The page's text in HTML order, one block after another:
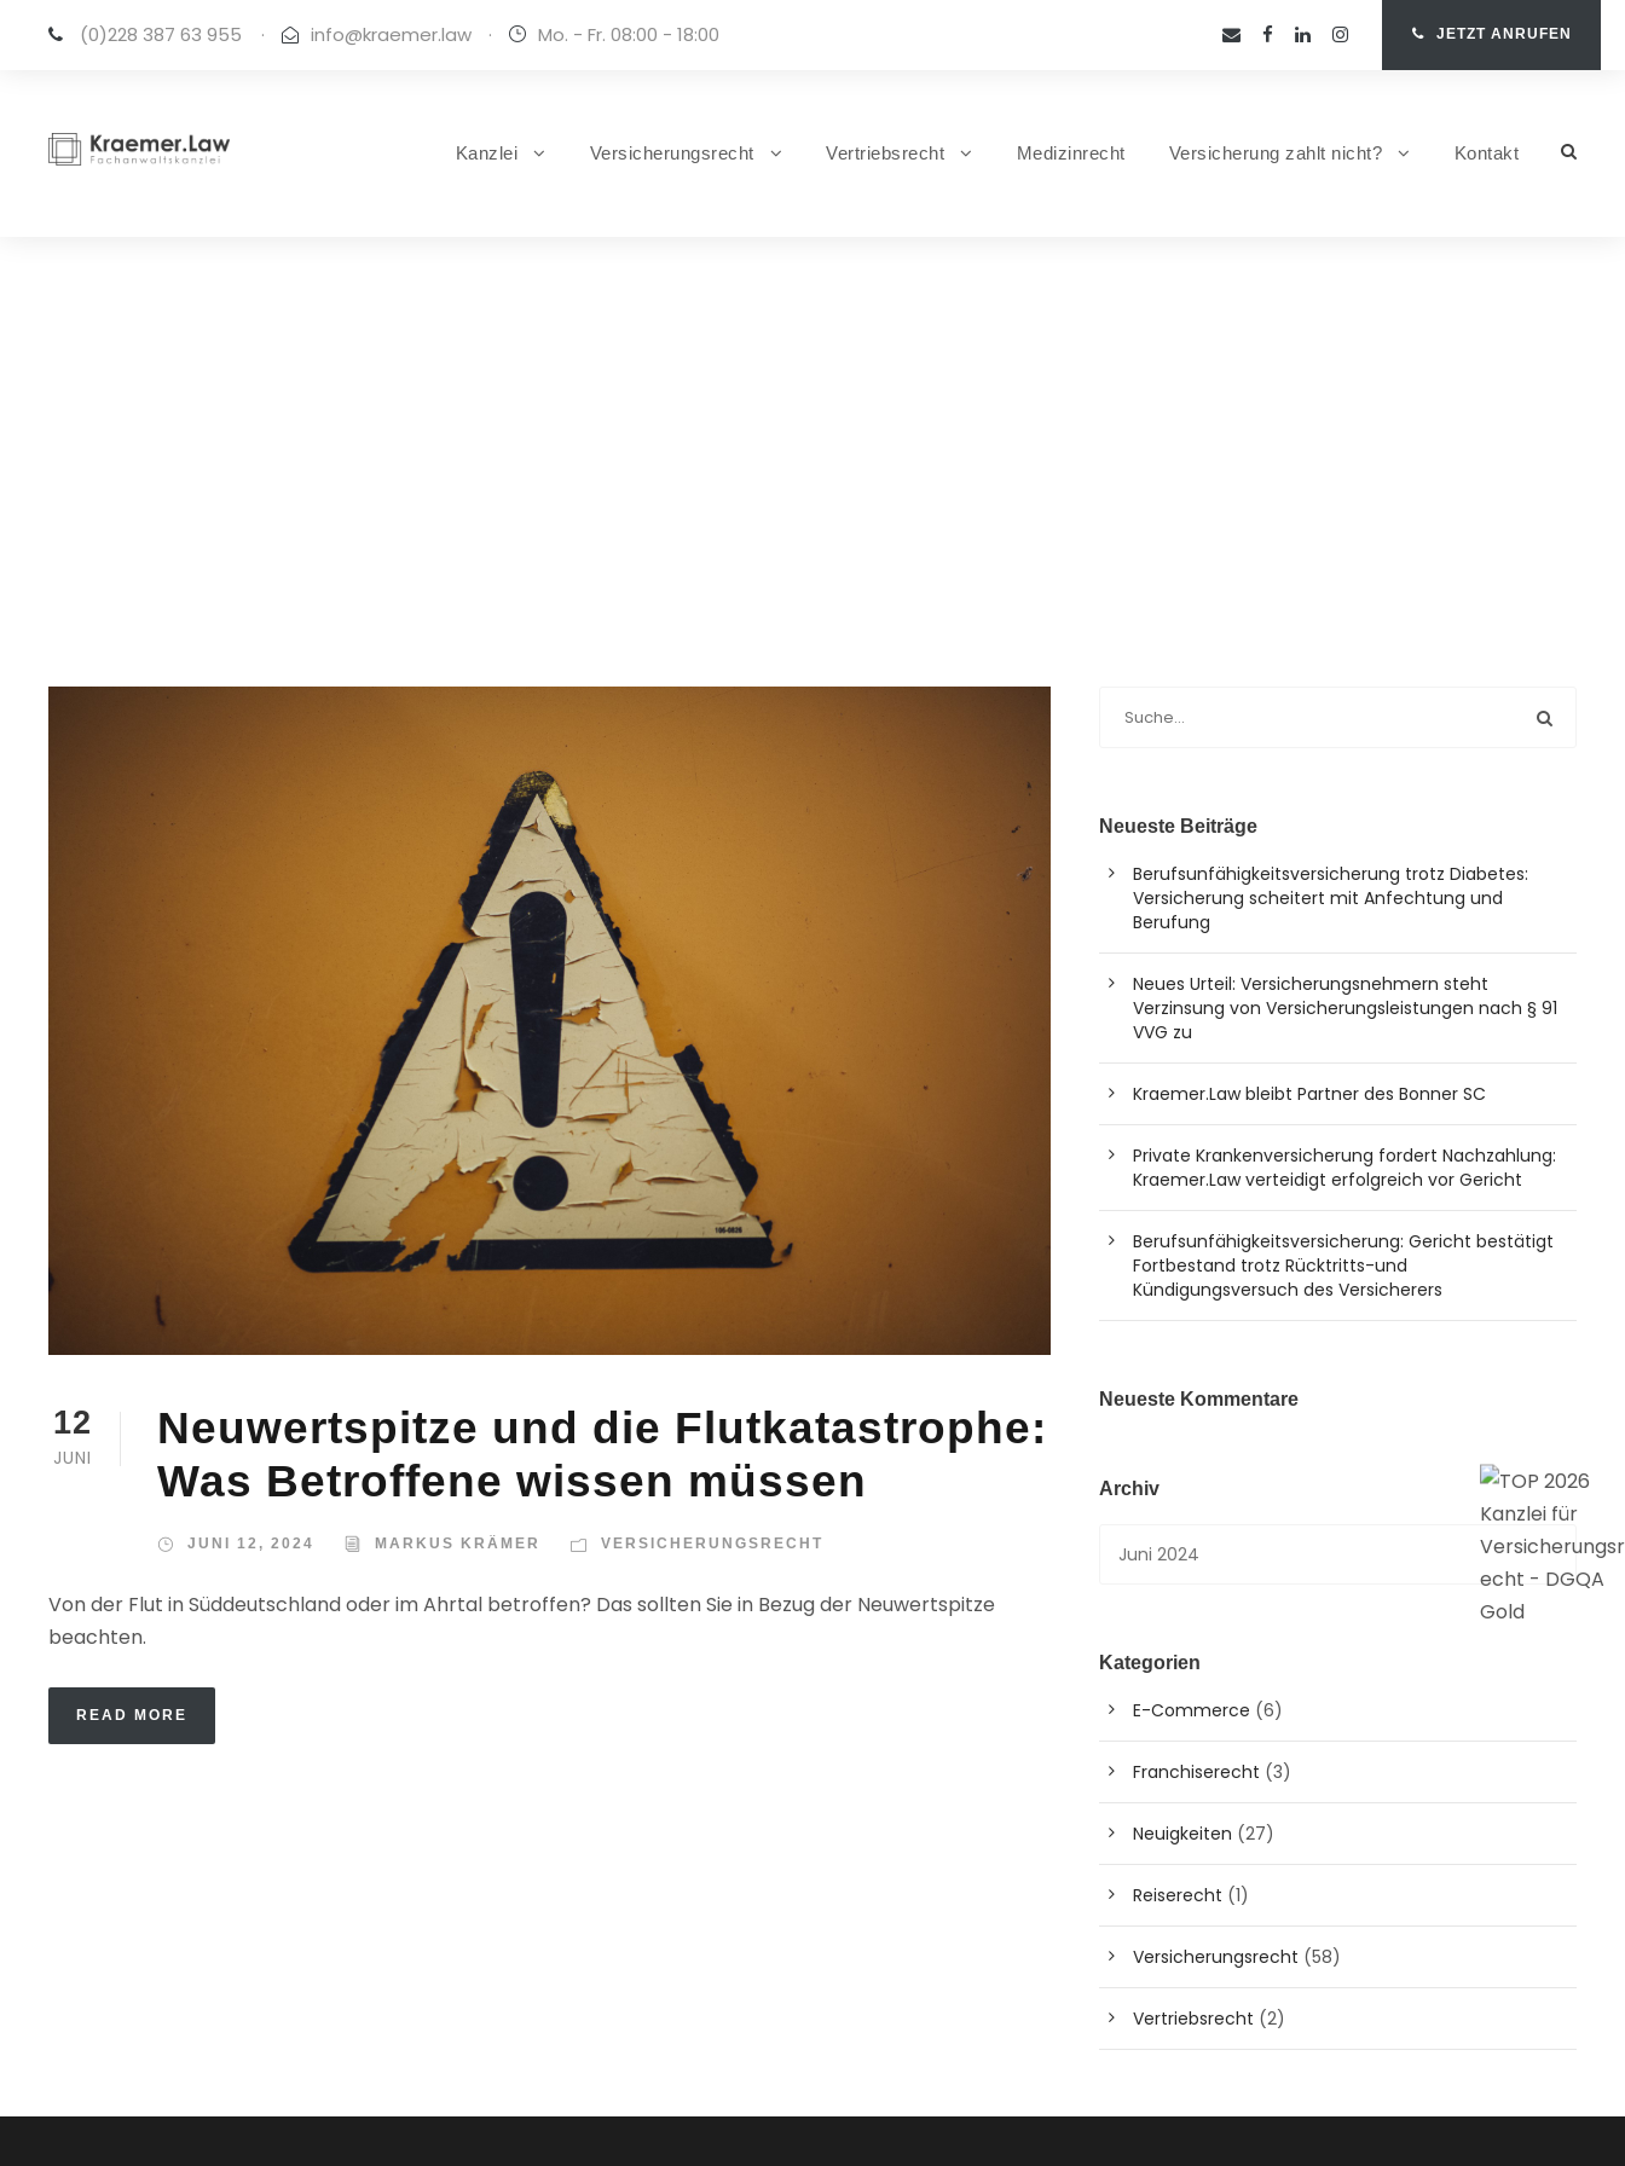
(0)228 387 63 955 · info@kraemer.law · Mo. - Fr. 08:00 - 18:00 JETZT ANRUFEN
Kanzlei Versicherungsrecht Vertriebsrecht Medizinrecht Versicherung zahlt nicht? Kontakt
12
JUNI
Neuwertspitze und die Flutkatastrophe:
Was Betroffene wissen müssen
JUNI 12, 2024 MARKUS KRÄMER VERSICHERUNGSRECHT
Von der Flut in Süddeutschland oder im Ahrtal betroffen? Das sollten Sie in Bezug der Neuwertspitze
beachten.
READ MORE
Neueste Beiträge
Berufsunfähigkeitsversicherung trotz Diabetes:
Versicherung scheitert mit Anfechtung und
Berufung
Neues Urteil: Versicherungsnehmern steht
Verzinsung von Versicherungsleistungen nach § 91
VVG zu
Kraemer.Law bleibt Partner des Bonner SC
Private Krankenversicherung fordert Nachzahlung:
Kraemer.Law verteidigt erfolgreich vor Gericht
Berufsunfähigkeitsversicherung: Gericht bestätigt
Fortbestand trotz Rücktritts-und
Kündigungsversuch des Versicherers
Neueste Kommentare
Archiv
Kategorien
E-Commerce (6)
Franchiserecht (3)
Neuigkeiten (27)
Reiserecht (1)
Versicherungsrecht (58)
Vertriebsrecht (2)